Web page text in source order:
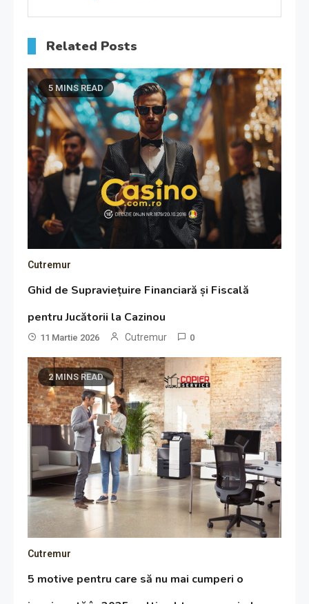
Related Posts
5 MINS READ
Cutremur
Ghid de Supraviețuire Financiară și Fiscală
pentru Jucătorii la Cazinou
11 Martie 2026 Cutremur 0
2 MINS READ
Cutremur
5 motive pentru care să nu mai cumperi o